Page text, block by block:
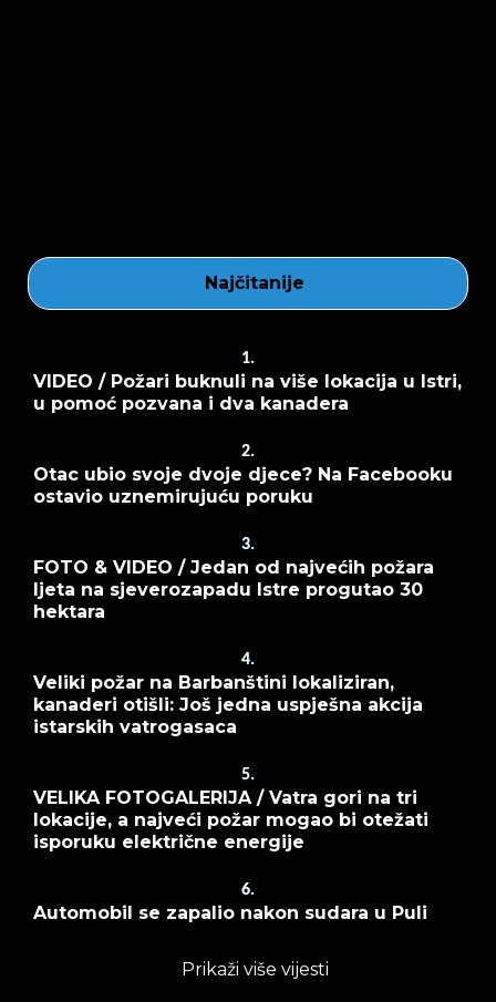
Najčitanije
1.
VIDEO / Požari buknuli na više lokacija u Istri,
u pomoć pozvana i dva kanadera
2.
Otac ubio svoje dvoje djece? Na Facebooku
ostavio uznemirujuću poruku
3.
FOTO & VIDEO / Jedan od najvećih požara
ljeta na sjeverozapadu Istre progutao 30
hektara
4.
Veliki požar na Barbanštini lokaliziran,
kanaderi otišli: Još jedna uspješna akcija
istarskih vatrogasaca
5.
VELIKA FOTOGALERIJA / Vatra gori na tri
lokacije, a najveći požar mogao bi otežati
isporuku električne energije
6.
Automobil se zapalio nakon sudara u Puli
Prikaži više vijesti